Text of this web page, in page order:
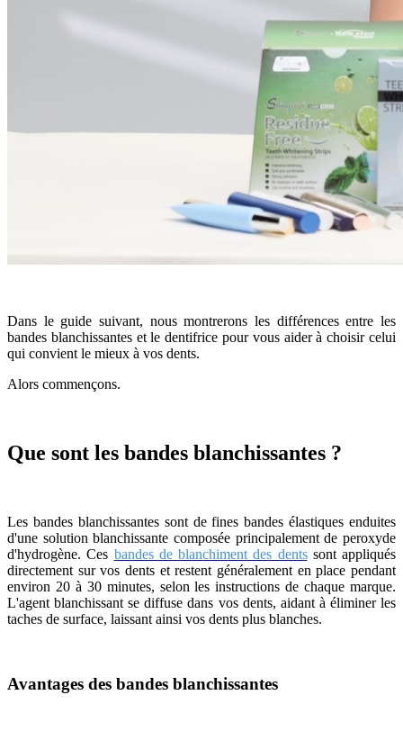
Dans le guide suivant, nous montrerons les différences entre les
bandes blanchissantes et le dentifrice pour vous aider à choisir celui
qui convient le mieux à vos dents.
Alors commençons.
Que sont les bandes blanchissantes ?
Les bandes blanchissantes sont de fines bandes élastiques enduites
d'une solution blanchissante composée principalement de peroxyde
d'hydrogène. Ces bandes de blanchiment des dentssont appliqués
directement sur vos dents et restent généralement en place pendant
environ 20 à 30 minutes, selon les instructions de chaque marque.
L'agent blanchissant se diffuse dans vos dents, aidant à éliminer les
taches de surface, laissant ainsi vos dents plus blanches.
Avantages des bandes blanchissantes